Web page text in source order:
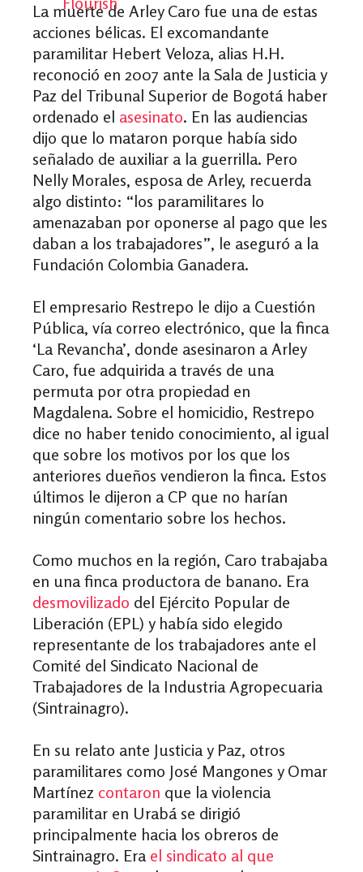
La muerte de Arley Caro fue una de estas
acciones bélicas. El excomandante
paramilitar Hebert Veloza, alias H.H.
reconoció en 2007 ante la Sala de Justicia y
Paz del Tribunal Superior de Bogotá haber
ordenado el asesinato. En las audiencias
dijo que lo mataron porque había sido
señalado de auxiliar a la guerrilla. Pero
Nelly Morales, esposa de Arley, recuerda
algo distinto: “los paramilitares lo
amenazaban por oponerse al pago que les
daban a los trabajadores”, le aseguró a la
Fundación Colombia Ganadera.
El empresario Restrepo le dijo a Cuestión
Pública, vía correo electrónico, que la finca
‘La Revancha’, donde asesinaron a Arley
Caro, fue adquirida a través de una
permuta por otra propiedad en
Magdalena. Sobre el homicidio, Restrepo
dice no haber tenido conocimiento, al igual
que sobre los motivos por los que los
anteriores dueños vendieron la finca. Estos
últimos le dijeron a CP que no harían
ningún comentario sobre los hechos.
Como muchos en la región, Caro trabajaba
en una finca productora de banano. Era
desmovilizado del Ejército Popular de
Liberación (EPL) y había sido elegido
representante de los trabajadores ante el
Comité del Sindicato Nacional de
Trabajadores de la Industria Agropecuaria
(Sintrainagro).
En su relato ante Justicia y Paz, otros
paramilitares como José Mangones y Omar
Martínez contaron que la violencia
paramilitar en Urabá se dirigió
principalmente hacia los obreros de
Sintrainagro. Era el sindicato al que